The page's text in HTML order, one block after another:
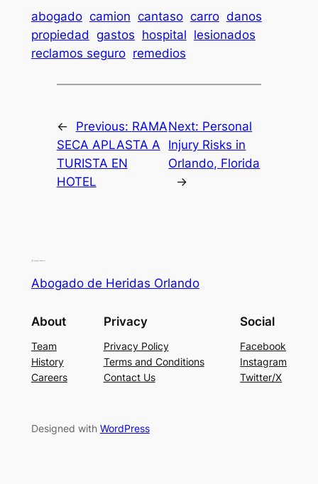
abogado camion cantaso carro danos
propiedad gastos hospital lesionados
reclamos seguro remedios
← Previous: RAMA
SECA APLASTA A
TURISTA EN
HOTEL
Next: Personal
Injury Risks in
Orlando, Florida
→
Abogado de Heridas Orlando
About
Team
History
Careers
Privacy
Privacy Policy
Terms and Conditions
Contact Us
Social
Facebook
Instagram
Twitter/X
Designed with WordPress